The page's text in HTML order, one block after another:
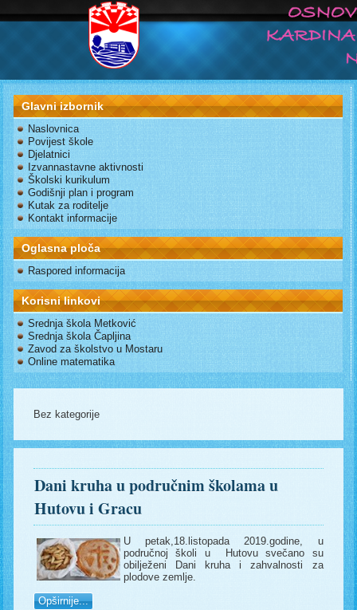
Glavni izbornik
Naslovnica
Povijest škole
Djelatnici
Izvannastavne aktivnosti
Školski kurikulum
Godišnji plan i program
Kutak za roditelje
Kontakt informacije
Oglasna ploča
Raspored informacija
Korisni linkovi
Srednja škola Metković
Srednja škola Čapljina
Zavod za školstvo u Mostaru
Online matematika
Bez kategorije
Dani kruha u područnim školama u
Hutovu i Gracu
U petak,18.listopada 2019.godine, u
područnoj školi u Hutovu svečano su
obilježeni Dani kruha i zahvalnosti za
plodove zemlje.
Opširnije...